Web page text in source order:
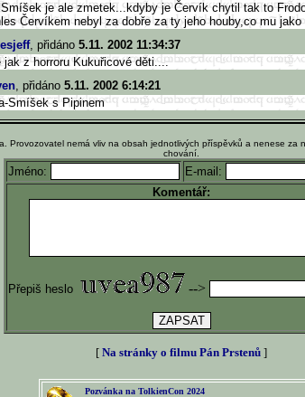
Smíšek je ale zmetek...kdyby je Červík chytil tak to
Červíkem nebyl za dobře za ty jeho houby,co mu jako
, přidáno 5.11. 2002 11:34:37
jak z horroru Kukuřicové děti....
, přidáno 5.11. 2002 6:14:21
Smíšek s Pipinem
nemá vliv na obsah jednotlivých příspěvků a nenese
chování.
Jméno:
E-mail:
Komentář:
Přepiš heslo -->
[ Na stránky o filmu Pán Prstenů ]
Pozvánka na TolkienCon 2024